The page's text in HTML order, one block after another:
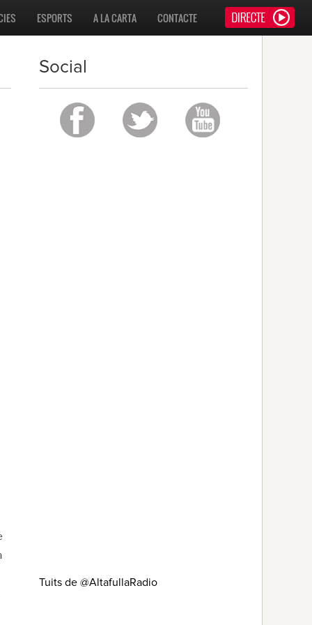
CONTACTE
A LA CARTA
ESPORTS
Social
Tuits de @AltafullaRadio